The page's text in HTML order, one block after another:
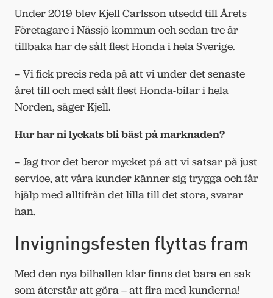
Under 2019 blev Kjell Carlsson utsedd till Årets
Företagare i Nässjö kommun och sedan tre år
tillbaka har de sålt flest Honda i hela Sverige.
– Vi fick precis reda på att vi under det senaste
året till och med sålt flest Honda-bilar i hela
Norden, säger Kjell.
Hur har ni lyckats bli bäst på marknaden?
– Jag tror det beror mycket på att vi satsar på just
service, att våra kunder känner sig trygga och får
hjälp med alltifrån det lilla till det stora, svarar
han.
Invigningsfesten flyttas fram
Med den nya bilhallen klar finns det bara en sak
som återstår att göra – att fira med kunderna!